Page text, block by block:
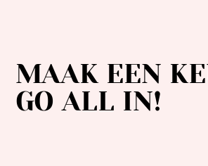
MAAK EEN
GO ALL IN!